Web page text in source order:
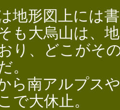
地形図上には
も大烏山は、
り、どこがそ
。
ら南アルプス
で大休止。